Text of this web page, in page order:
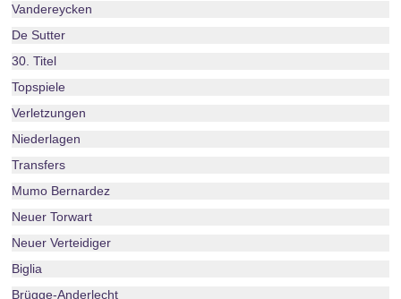
Vandereycken
De Sutter
30. Titel
Topspiele
Verletzungen
Niederlagen
Transfers
Mumo Bernardez
Neuer Torwart
Neuer Verteidiger
Biglia
Brügge-Anderlecht